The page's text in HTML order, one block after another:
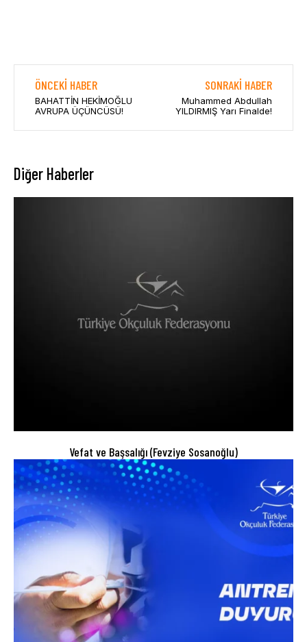
ÖNCEKI HABER
BAHATTİN HEKİMOĞLU
AVRUPA ÜÇÜNCÜSÜ!
SONRAKI HABER
Muhammed Abdullah
YILDIRMIŞ Yarı Finalde!
Diğer Haberler
Vefat ve Başsalığı (Fevziye Sosanoğlu)